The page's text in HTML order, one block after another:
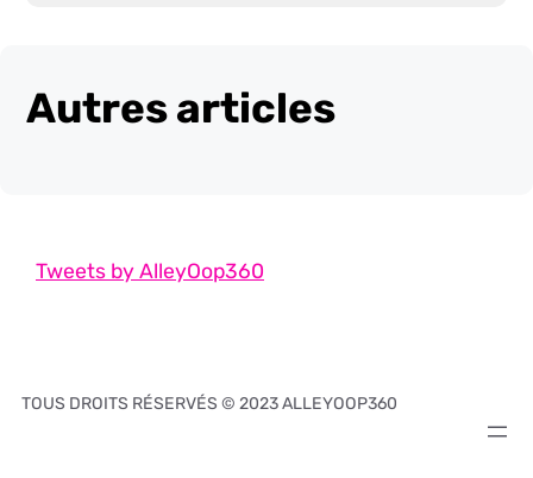
Autres articles
Tweets by AlleyOop360
TOUS DROITS RÉSERVÉS © 2023 ALLEYOOP360